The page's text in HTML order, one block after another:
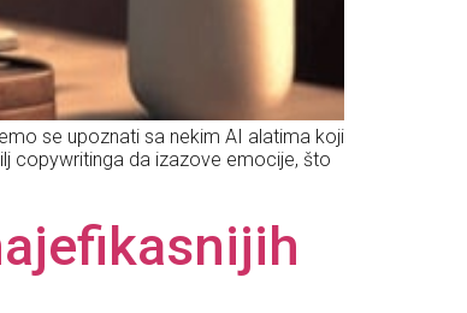
se upoznati sa nekim AI alatima koji
copywritinga da izazove emocije, što